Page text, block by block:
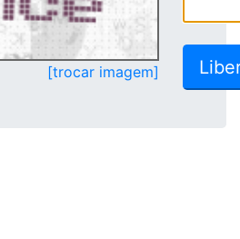
[trocar imagem]